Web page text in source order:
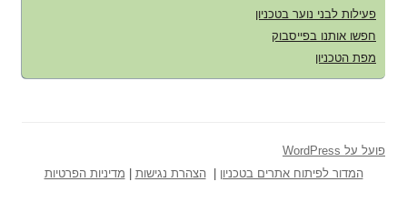
פעילות לבני נוער בטכניון
חפשו אותנו בפייסבוק
מפת הטכניון
פועל על WordPress
המדור לפיתוח אתרים בטכניון
|הצהרת נגישות מדיניות הפרטיות